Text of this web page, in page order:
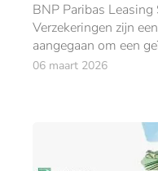
BNP Paribas
Verzekeringen zijn
aangegaan om een
06 maart 2026